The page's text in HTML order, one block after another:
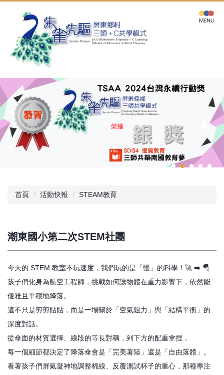
容
首頁 活動快報 STEAM教育
潮東國小第二次STEM社團
今天的 STEM 教室不玩速度，我們玩的是「慢」的科學！🚀 ➡️ 🪂
孩子們化身為航空工程師，挑戰如何讓物體在重力影響下，依然能
優雅且平穩地降落。
​這不只是剪剪貼貼，而是一場關於「空氣阻力」與「結構平衡」的
深度對話。
從傘面的材質選擇、線段的等長對稱，到下方的配重拿捏，
每一個細節都決定了降落傘會是「完美著陸」還是「自由落體」。
​看著孩子們屏氣凝神地調整棉線、反覆測試杯子的重心，那種專注